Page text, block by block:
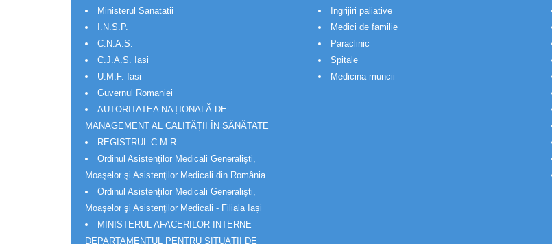
Ministerul Sanatatii
I.N.S.P.
C.N.A.S.
C.J.A.S. Iasi
U.M.F. Iasi
Guvernul Romaniei
AUTORITATEA NAȚIONALĂ DE
MANAGEMENT AL CALITĂȚII ÎN SĂNĂTATE
REGISTRUL C.M.R.
Ordinul Asistenţilor Medicali Generalişti,
Moaşelor şi Asistenţilor Medicali din România
Ordinul Asistenţilor Medicali Generalişti,
Moaşelor şi Asistenţilor Medicali - Filiala Iași
MINISTERUL AFACERILOR INTERNE -
DEPARTAMENTUL PENTRU SITUAȚII DE
Ingrijiri paliative
Medici de familie
Paraclinic
Spitale
Medicina muncii